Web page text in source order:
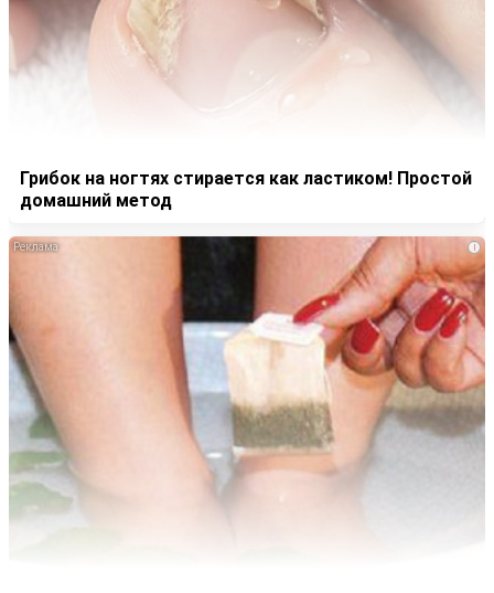
Грибок на ногтях стирается как ластиком! Простой
домашний метод
i